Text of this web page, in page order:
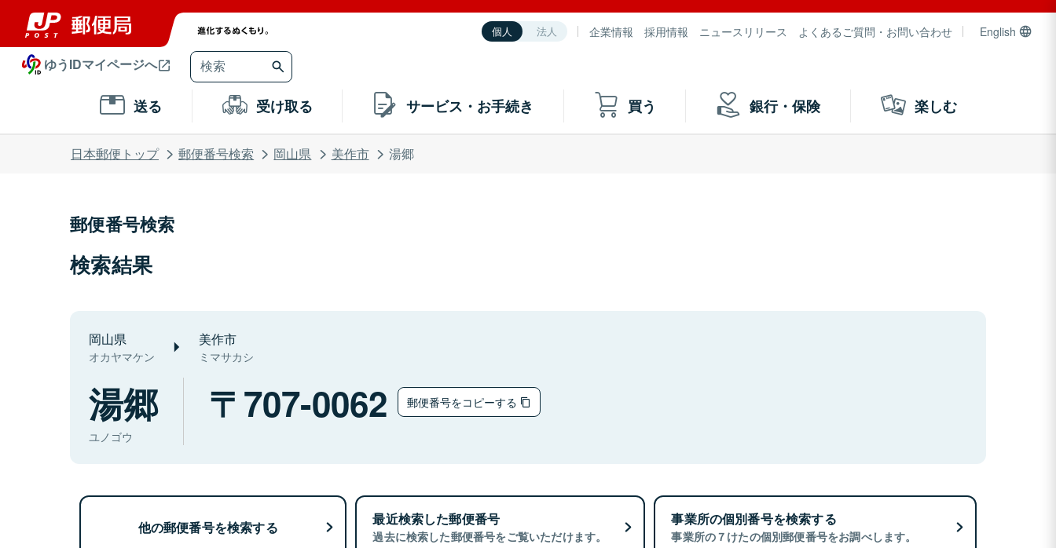
個人 法人 企業情報 採用情報 ニュースリリース よくあるご質問・お問い合わせ English
ゆうIDマイページへ
送る 受け取る サービス・お手続き 買う 銀行・保険 楽しむ
日本郵便トップ 郵便番号検索 岡山県 美作市 湯郷
郵便番号検索
検索結果
岡山県
オカヤマケン
美作市
ミマサカシ
湯郷
ユノゴウ
707-0062 郵便番号をコピーする
他の郵便番号を検索する 最近検索した郵便番号
過去に検索した郵便番号をご覧いただけます。
事業所の個別番号を検索する
事業所の７けたの個別郵便番号をお調べします。